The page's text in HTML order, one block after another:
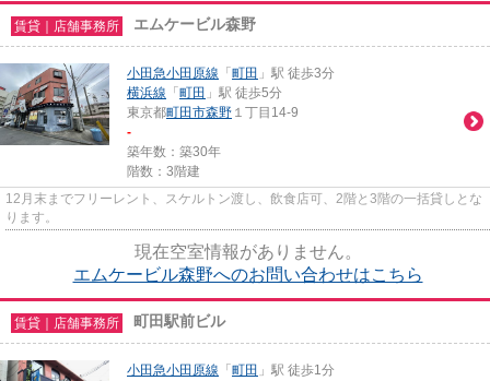
賃貸｜店舗事務所 エムケービル森野
小田急小田原線 「 町田 」駅 徒歩3分
横浜線 「 町田 」駅 徒歩5分
東京都町田市森野 １丁目14-9
-
築年数：築30年
階数：3階建
12月末までフリーレント、スケルトン渡し、飲食店可、2階と3階の一括貸しとな
ります。
現在空室情報がありません。
エムケービル森野へのお問い合わせはこちら
賃貸｜店舗事務所 町田駅前ビル
小田急小田原線 「 町田 」駅 徒歩1分